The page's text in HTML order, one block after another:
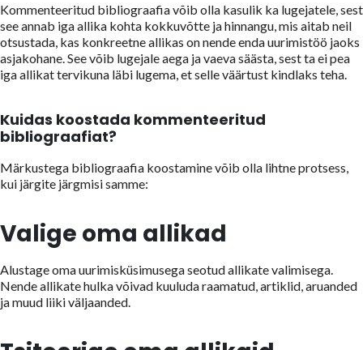
Kommenteeritud bibliograafia võib olla kasulik ka lugejatele, sest
see annab iga allika kohta kokkuvõtte ja hinnangu, mis aitab neil
otsustada, kas konkreetne allikas on nende enda uurimistöö jaoks
asjakohane. See võib lugejale aega ja vaeva säästa, sest ta ei pea
iga allikat tervikuna läbi lugema, et selle väärtust kindlaks teha.
Kuidas koostada kommenteeritud
bibliograafiat?
Märkustega bibliograafia koostamine võib olla lihtne protsess,
kui järgite järgmisi samme:
Valige oma allikad
Alustage oma uurimisküsimusega seotud allikate valimisega.
Nende allikate hulka võivad kuuluda raamatud, artiklid, aruanded
ja muud liiki väljaanded.